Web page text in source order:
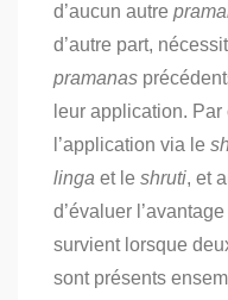
d’aucun autre
d’autre part,
pramanas
leur application.
l’application via le
linga et le shruti, et
d’évaluer
survient lorsque
sont présents